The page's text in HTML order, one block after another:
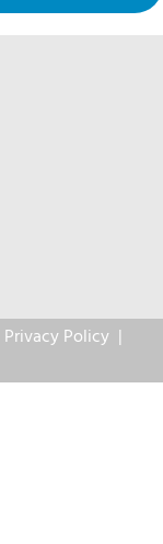
Privacy Policy |